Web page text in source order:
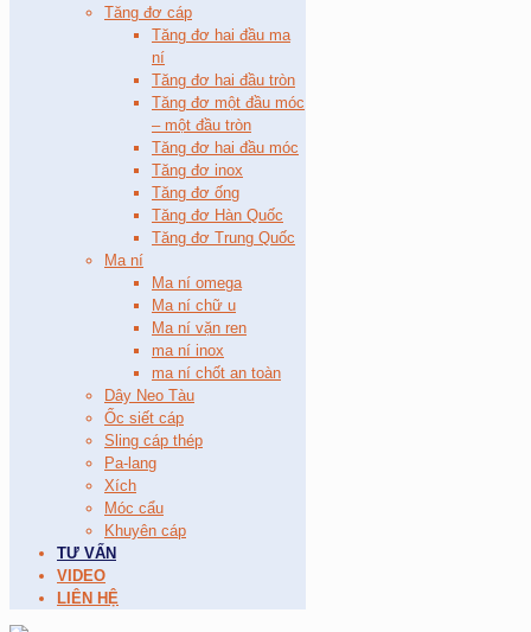
Tăng đơ cáp
Tăng đơ hai đầu ma
ní
Tăng đơ hai đầu tròn
Tăng đơ một đầu móc
– một đầu tròn
Tăng đơ hai đầu móc
Tăng đơ inox
Tăng đơ ống
Tăng đơ Hàn Quốc
Tăng đơ Trung Quốc
Ma ní
Ma ní omega
Ma ní chữ u
Ma ní vặn ren
ma ní inox
ma ní chốt an toàn
Dây Neo Tàu
Ốc siết cáp
Sling cáp thép
Pa-lang
Xích
Móc cẩu
Khuyên cáp
TƯ VẤN
VIDEO
LIÊN HỆ